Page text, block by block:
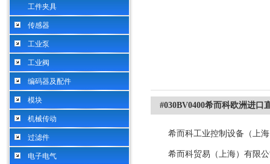
工件夹具
传感器
工业泵
工业阀
编码器及配件
模块
机械传动
过滤件
电子电气
#030BV0400希而科欧洲进口
希而科工业控制设备（上
希而科贸易（上海）有限